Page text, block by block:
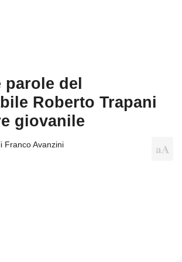
parole del
Roberto Trapani
giovanile
Franco Avanzini